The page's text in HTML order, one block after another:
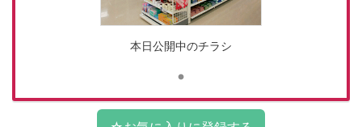
本日公開中のチラシ